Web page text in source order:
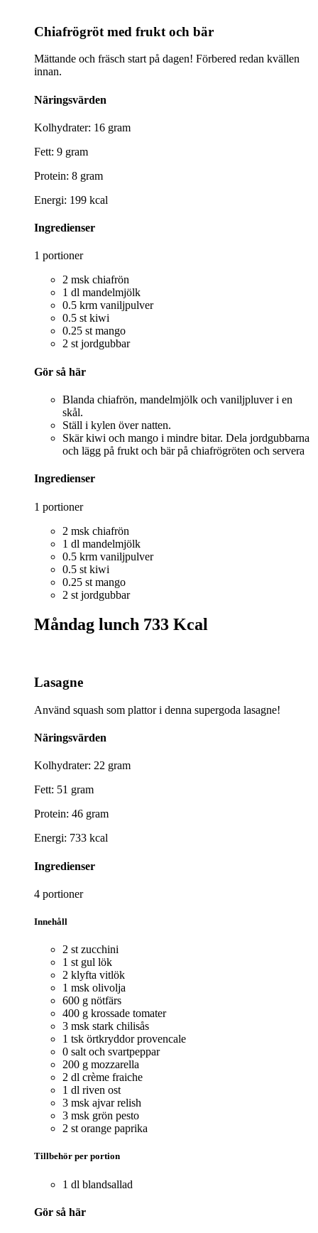
Chiafrögröt med frukt och bär
Mättande och fräsch start på dagen! Förbered redan kvällen
innan.
Näringsvärden
Kolhydrater: 16 gram
Fett: 9 gram
Protein: 8 gram
Energi: 199 kcal
Ingredienser
1 portioner
2 msk chiafrön
1 dl mandelmjölk
0.5 krm vaniljpulver
0.5 st kiwi
0.25 st mango
2 st jordgubbar
Gör så här
Blanda chiafrön, mandelmjölk och vaniljpluver i en
skål.
Ställ i kylen över natten.
Skär kiwi och mango i mindre bitar. Dela jordgubbarna
och lägg på frukt och bär på chiafrögröten och servera
Ingredienser
1 portioner
2 msk chiafrön
1 dl mandelmjölk
0.5 krm vaniljpulver
0.5 st kiwi
0.25 st mango
2 st jordgubbar
Måndag lunch 733 Kcal
Lasagne
Använd squash som plattor i denna supergoda lasagne!
Näringsvärden
Kolhydrater: 22 gram
Fett: 51 gram
Protein: 46 gram
Energi: 733 kcal
Ingredienser
4 portioner
Innehåll
2 st zucchini
1 st gul lök
2 klyfta vitlök
1 msk olivolja
600 g nötfärs
400 g krossade tomater
3 msk stark chilisås
1 tsk örtkryddor provencale
0 salt och svartpeppar
200 g mozzarella
2 dl crème fraiche
1 dl riven ost
3 msk ajvar relish
3 msk grön pesto
2 st orange paprika
Tillbehör per portion
1 dl blandsallad
Gör så här